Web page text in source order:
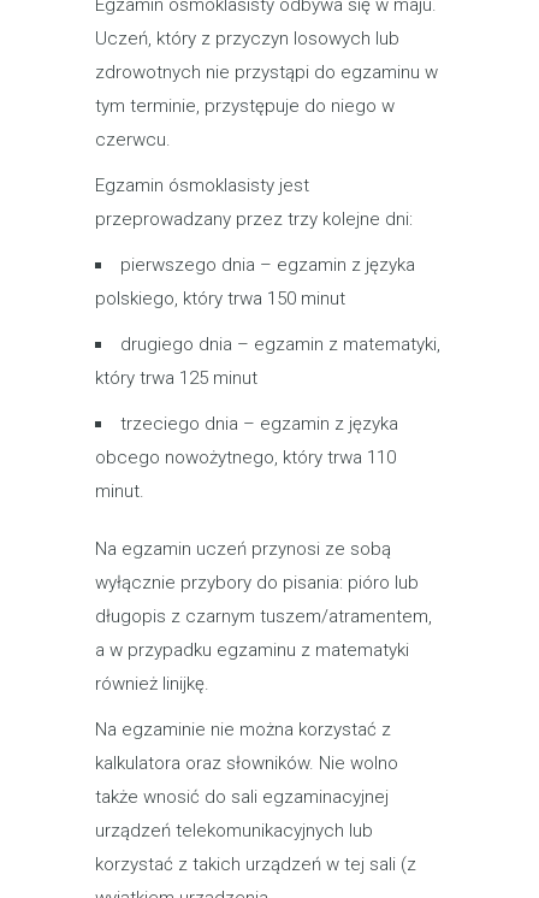
Egzamin ósmoklasisty odbywa się w maju.
Uczeń, który z przyczyn losowych lub
zdrowotnych nie ‎przystąpi do egzaminu w
tym terminie, przystępuje do niego w
czerwcu.‎
Egzamin ósmoklasisty jest
przeprowadzany przez trzy kolejne dni:
pierwszego dnia – egzamin z języka
polskiego, który trwa 150 minut
drugiego dnia – egzamin z matematyki,
który trwa 125 minut
trzeciego dnia – egzamin z języka
obcego nowożytnego, który trwa 110
minut.
Na egzamin uczeń przynosi ze sobą
wyłącznie przybory do pisania: pióro lub
długopis ‎z czarnym tuszem/atramentem,
a w przypadku egzaminu z matematyki
również linijkę. ‎
Na egzaminie nie można korzystać z
kalkulatora oraz słowników. Nie wolno
także wnosić do sali egzaminacyjnej
urządzeń telekomunikacyjnych lub
korzystać z takich urządzeń w tej sali (z